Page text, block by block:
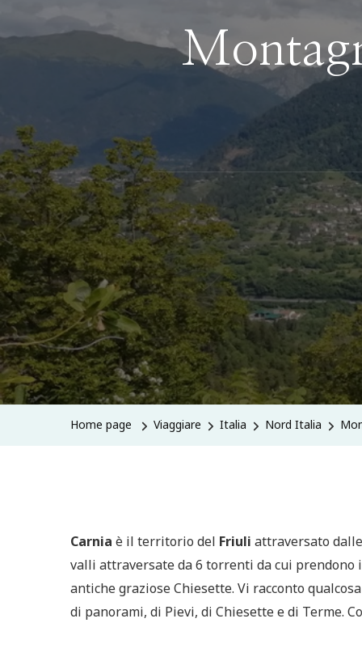
Home page Viaggiare Italia Nord Italia
Carnia è il territorio del Friuli attraversato dalle
valli attraversate da 6 torrenti da cui prendono
antiche graziose Chiesette. Vi racconto
di panorami, di Pievi, di Chiesette e di Terme.